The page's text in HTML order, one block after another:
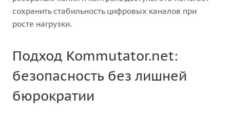
сохранить стабильность цифровых каналов при
росте нагрузки.
Подход Kommutator.net:
безопасность без лишней
бюрократии